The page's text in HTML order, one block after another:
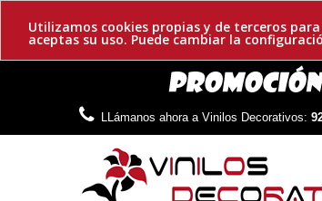
Utilizamos cookies propias y de terceros
aceptas su uso. Puede cambiar la
LLámanos ahora a Vinilos Decorativos: